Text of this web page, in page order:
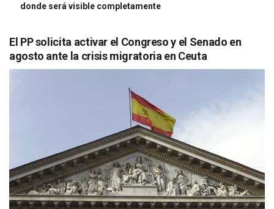
donde será visible completamente
El PP solicita activar el Congreso y el Senado en
agosto ante la crisis migratoria en Ceuta